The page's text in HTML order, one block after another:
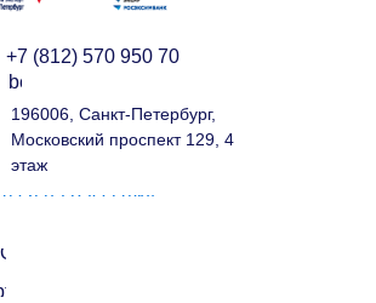
196006, Санкт-Петербург,
Московский проспект 129, 4
этаж
+7 (812) 570 950 70
на рассылку